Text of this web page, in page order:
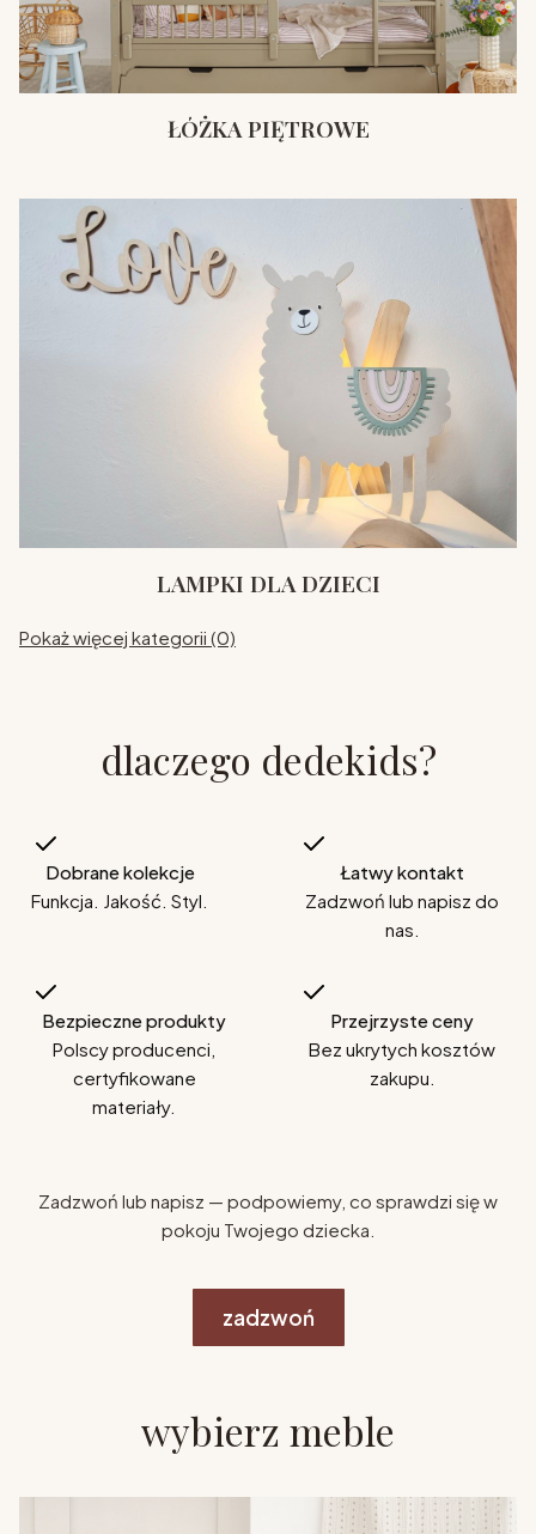
ŁÓŻKA PIĘTROWE
LAMPKI DLA DZIECI
Pokaż więcej kategorii (0)
dlaczego dedekids?
Dobrane kolekcje
Funkcja. Jakość. Styl.
Łatwy kontakt
Zadzwoń lub napisz do
nas.
Bezpieczne produkty
Polscy producenci,
certyfikowane
materiały.
Przejrzyste ceny
Bez ukrytych kosztów
zakupu.
Zadzwoń lub napisz — podpowiemy, co sprawdzi się w
pokoju Twojego dziecka.
zadzwoń
wybierz meble